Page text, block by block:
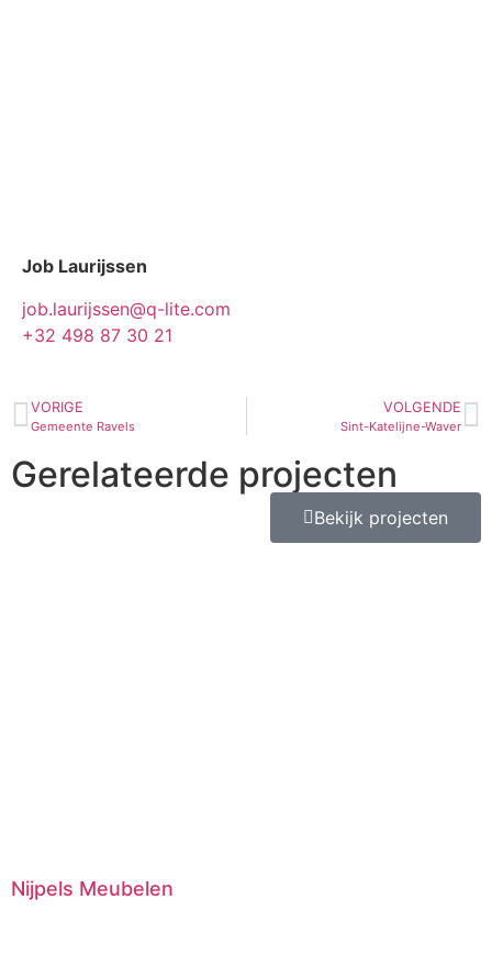
Job Laurijssen
job.laurijssen@q-lite.com
+32 498 87 30 21
VORIGE
Gemeente Ravels
VOLGENDE
Sint-Katelijne-Waver
Gerelateerde projecten
Bekijk projecten
Nijpels Meubelen